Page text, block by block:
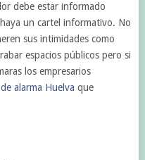
debe estar informado
un cartel informativo. No
sus intimidades como
espacios públicos pero si
los empresarios
alarma Huelva que